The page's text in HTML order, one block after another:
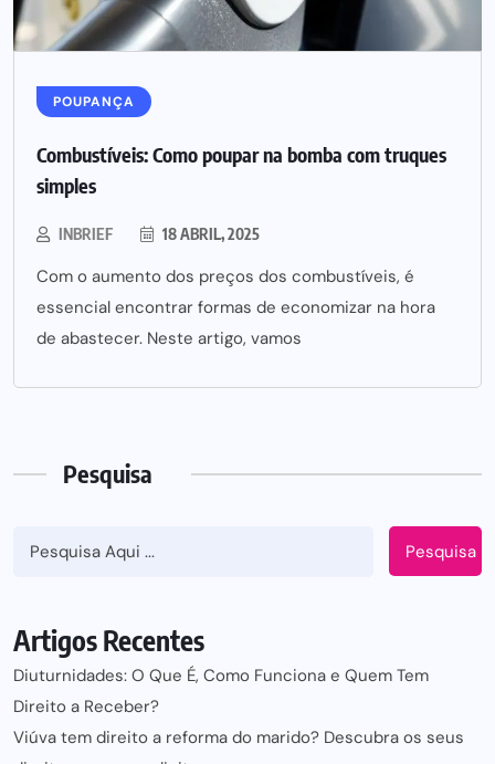
POUPANÇA
Combustíveis: Como poupar na bomba com truques
simples
INBRIEF 18 ABRIL, 2025
Com o aumento dos preços dos combustíveis, é
essencial encontrar formas de economizar na hora
de abastecer. Neste artigo, vamos
Pesquisa
Pesquisa
Artigos Recentes
Diuturnidades: O Que É, Como Funciona e Quem Tem
Direito a Receber?
Viúva tem direito a reforma do marido? Descubra os seus